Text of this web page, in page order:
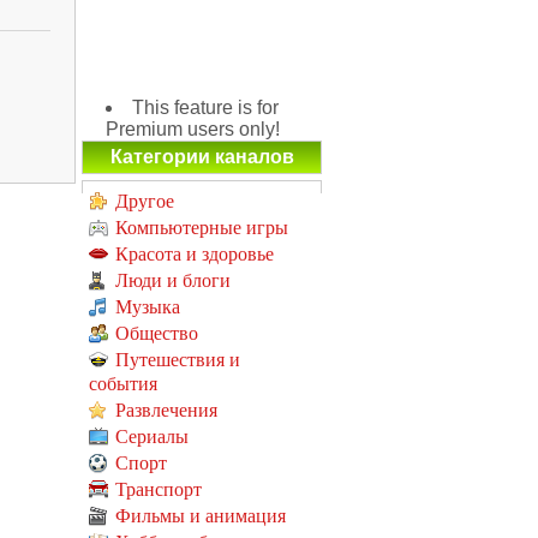
This feature is for
Premium users only!
Категории каналов
Другое
Компьютерные игры
Красота и здоровье
Люди и блоги
Музыка
Общество
Путешествия и
события
Развлечения
Сериалы
Спорт
Транспорт
Фильмы и анимация